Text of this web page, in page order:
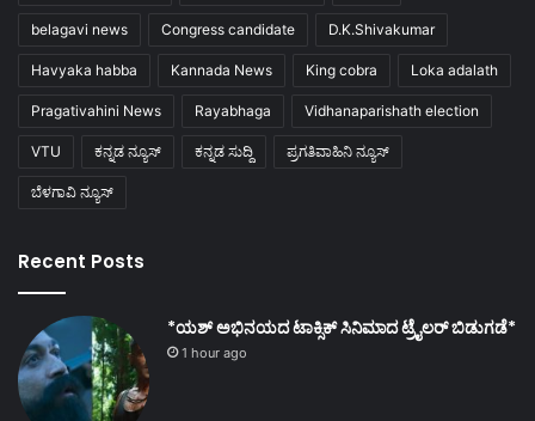
belagavi news Congress candidate D.K.Shivakumar
Havyaka habba Kannada News King cobra Loka adalath
Pragativahini News Rayabhaga Vidhanaparishath election
VTU ಕನ್ನಡ ನ್ಯೂಸ್ ಕನ್ನಡ ಸುದ್ದಿ ಪ್ರಗತಿವಾಹಿನಿ ನ್ಯೂಸ್
ಬೆಳಗಾವಿ ನ್ಯೂಸ್
Recent Posts
*ಯಶ್ ಅಭಿನಯದ ಟಾಕ್ಸಿಕ್ ಸಿನಿಮಾದ ಟ್ರೈಲರ್ ಬಿಡುಗಡೆ*
1 hour ago